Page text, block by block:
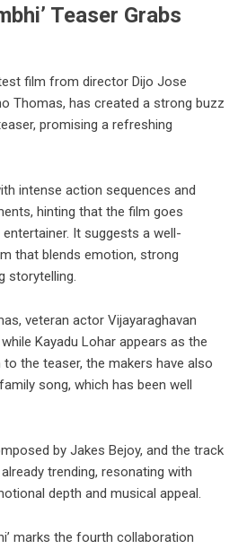
Teaser Grabs
film from director Dijo Jose
Thomas, has created a strong buzz
promising a refreshing
intense action sequences and
hinting that the film goes
It suggests a well-
that blends emotion, strong
storytelling.
veteran actor Vijayaraghavan
Kayadu Lohar appears as the
the teaser, the makers have also
song, which has been well
by Jakes Bejoy, and the track
trending, resonating with
depth and musical appeal.
marks the fourth collaboration